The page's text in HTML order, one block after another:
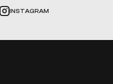
INSTAGRAM